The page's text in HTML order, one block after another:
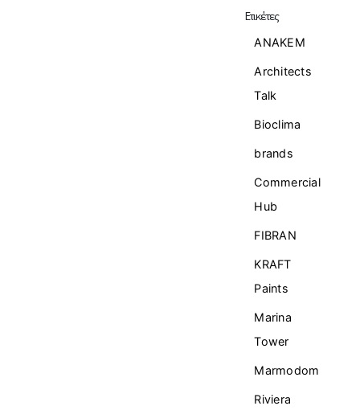
Ετικέτες
ANAKEM
Architects
Talk
Bioclima
brands
Commercial
Ηub
FIBRAN
KRAFT
Paints
Marina
Tower
Marmodom
Riviera